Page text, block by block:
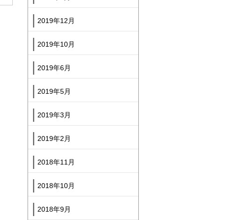
2019年12月
2019年10月
2019年6月
2019年5月
2019年3月
2019年2月
2018年11月
2018年10月
2018年9月